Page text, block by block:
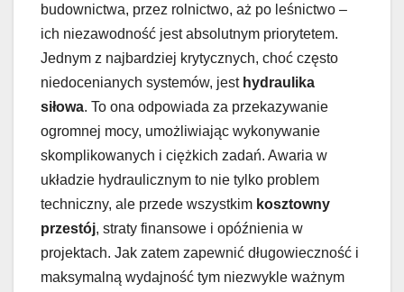
budownictwa, przez rolnictwo, aż po leśnictwo –
ich niezawodność jest absolutnym priorytetem.
Jednym z najbardziej krytycznych, choć często
niedocenianych systemów, jest hydraulika
siłowa. To ona odpowiada za przekazywanie
ogromnej mocy, umożliwiając wykonywanie
skomplikowanych i ciężkich zadań. Awaria w
układzie hydraulicznym to nie tylko problem
techniczny, ale przede wszystkim kosztowny
przestój, straty finansowe i opóźnienia w
projektach. Jak zatem zapewnić długowieczność i
maksymalną wydajność tym niezwykle ważnym